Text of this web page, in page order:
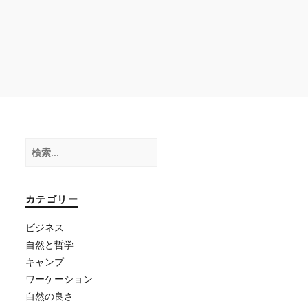
検
索:
カテゴリー
ビジネス
自然と哲学
キャンプ
ワーケーション
自然の良さ